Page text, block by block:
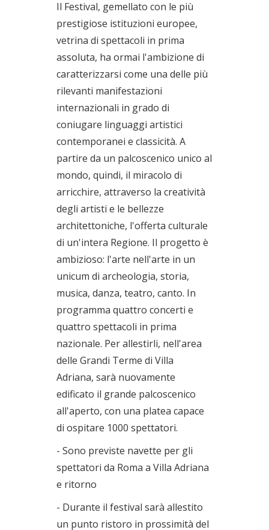
Il Festival, gemellato con le più
prestigiose istituzioni europee,
vetrina di spettacoli in prima
assoluta, ha ormai l'ambizione di
caratterizzarsi come una delle più
rilevanti manifestazioni
internazionali in grado di
coniugare linguaggi artistici
contemporanei e classicità. A
partire da un palcoscenico unico al
mondo, quindi, il miracolo di
arricchire, attraverso la creatività
degli artisti e le bellezze
architettoniche, l'offerta culturale
di un'intera Regione. Il progetto è
ambizioso: l'arte nell'arte in un
unicum di archeologia, storia,
musica, danza, teatro, canto. In
programma quattro concerti e
quattro spettacoli in prima
nazionale. Per allestirli, nell'area
delle Grandi Terme di Villa
Adriana, sarà nuovamente
edificato il grande palcoscenico
all'aperto, con una platea capace
di ospitare 1000 spettatori.
- Sono previste navette per gli
spettatori da Roma a Villa Adriana
e ritorno
- Durante il festival sarà allestito
un punto ristoro in prossimità del